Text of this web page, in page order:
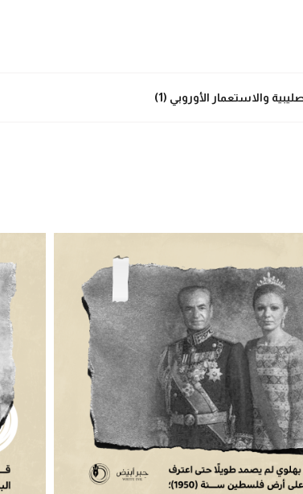
والاستعمار الأوروبي (1)